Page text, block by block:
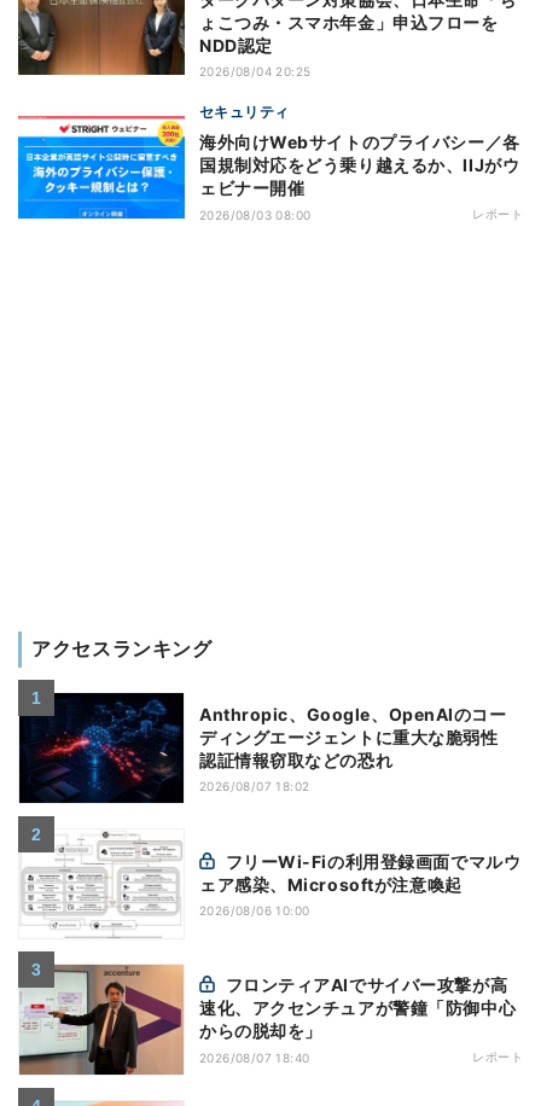
ょこつみ・スマホ年金」申込フローを
NDD認定
2026/08/04 20:25
セキュリティ
海外向けWebサイトのプライバシー／各
国規制対応をどう乗り越えるか、IIJがウ
ェビナー開催
2026/08/03 08:00 レポート
アクセスランキング
Anthropic、Google、OpenAIのコー
ディングエージェントに重大な脆弱性
認証情報窃取などの恐れ
2026/08/07 18:02
ェア感染、Microsoftが注意喚起
2026/08/06 10:00
速化、アクセンチュアが警鐘「防御中心
からの脱却を」
2026/08/07 18:40 レポート